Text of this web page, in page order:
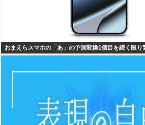
おまえらスマホの「あ」の予測変換1個目を続く限り